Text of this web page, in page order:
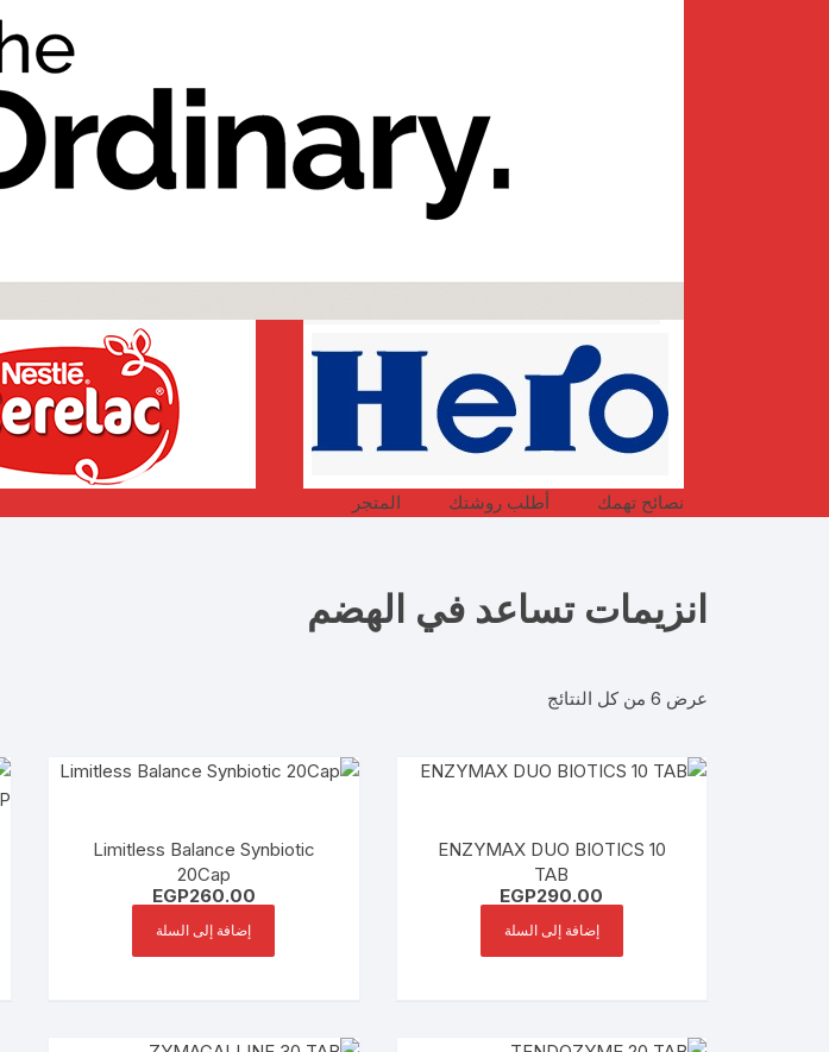
نصائح تهمك أطلب روشتك المتجر
انزيمات تساعد في الهضم
عرض ⁦6⁩ من كل النتائج
ENZYMAX DUO BIOTICS 10
TAB
EGP290.00
إضافة إلى السلة
Limitless Balance Synbiotic
20Cap
EGP260.00
إضافة إلى السلة